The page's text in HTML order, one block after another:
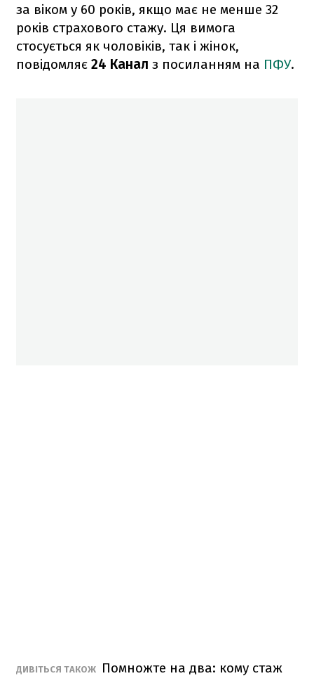
за віком у 60 років, якщо має не менше 32
років страхового стажу. Ця вимога
стосується як чоловіків, так і жінок,
повідомляє 24 Канал з посиланням на ПФУ.
ДИВІТЬСЯ ТАКОЖ Помножте на два: кому стаж